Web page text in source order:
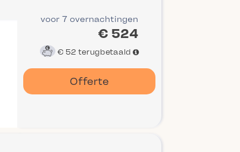
voor 7 overnachtingen
€ 524
€ 52 terugbetaald
Offerte